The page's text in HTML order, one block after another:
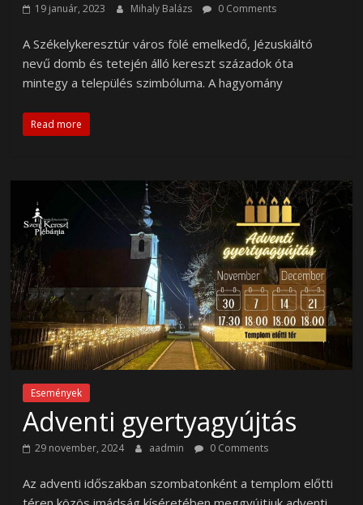
19 január, 2023 Mihaly Balázs 0 Comments
A Székelykeresztúr város fölé emelkedő, Jézuskiáltó
nevű domb és tetején álló kereszt századok óta
mintegy a település szimbóluma. A hagyomány
Read more
Események
Adventi gyertyagyújtás
29 november, 2024 aadmin 0 Comments
Az adventi időszakban szombatonként a templom előtti